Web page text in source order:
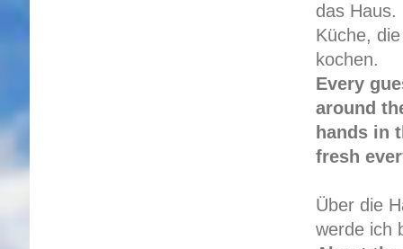
das Haus.
Küche,
kochen.
Every
around
hands in
fresh
Über die
werde ich